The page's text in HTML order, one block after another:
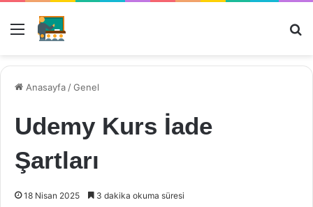
Menü
Anasayfa /Genel
Udemy Kurs İade
Şartları
18 Nisan 2025 3 dakika okuma süresi